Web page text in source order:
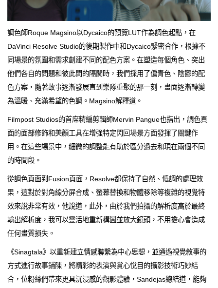
調色師Roque Magsino以Dycaico的預覽LUT作為調色起點，在
DaVinci Resolve Studio的後期製作中和Dycaico緊密合作，根據不
同場景的氛圍和需求創建不同的配色方案。在塑造每個角色、突出
他們各自的問題和彼此間的隔閡時，我們採用了偏青色、陰鬱的配
色方案，隨著故事逐漸發展直到樂隊重聚的那一刻，畫面逐漸轉變
為溫暖、充滿希望的色調。Magsino解釋道。
Filmpost Studios的首席精編剪輯師Mervin Pangue也指出，調色頁
面的面部修飾和美顏工具在增強特定閃回場景方面發揮了關鍵作
用。在這些場景中，細微的調整能有助於區分過去和現在兩個不同
的時間段。
從調色頁面到Fusion頁面，Resolve都保持了自然、低調的處理效
果，這對於對角線分屏合成、螢幕替換和物體移除等複雜的視覺特
效來說非常有效，他說道，此外，由於我們拍攝的解析度高於最終
輸出解析度，我可以靈活地重新構圖並放大鏡頭，不用擔心會造成
任何畫質損失。
《Sinagtala》以重新建立情感聯繫為中心思想，並通過視覺敘事的
方式進行故事鋪陳，將精彩的表演與賞心悅目的攝影技術巧妙結
合，位粉絲們帶來更具沉浸感的觀影體驗，Sandejas總結道，能夠